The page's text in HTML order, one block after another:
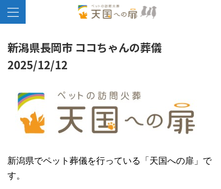
新潟県長岡市 ココちゃんの葬儀
2025/12/12
新潟県でペット葬儀を行っている「天国への扉」で
す。